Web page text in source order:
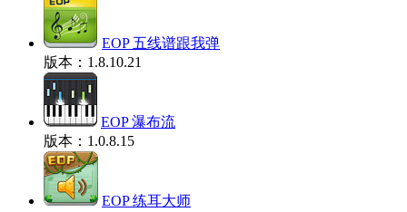
EOP 五线谱跟我弹
版本：1.8.10.21
EOP 瀑布流
版本：1.0.8.15
EOP 练耳大师